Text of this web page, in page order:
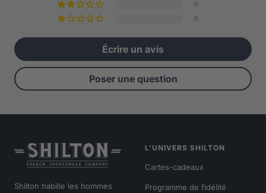
0
0
Écrire un avis
Poser une question
Shilton habille les hommes
L’UNIVERS SHILTON
Cartes-cadeaux
Programme de fidélité